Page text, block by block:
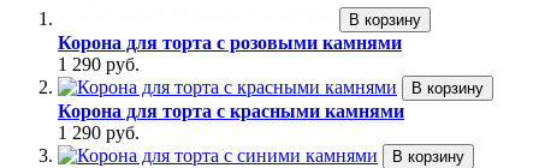
В корзину
Корона для торта с розовыми камнями
1 290 руб.
В корзину
Корона для торта с красными камнями
1 290 руб.
В корзину